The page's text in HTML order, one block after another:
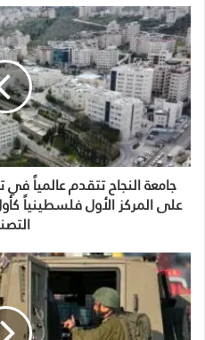
على المركز الأول فلسطينياً